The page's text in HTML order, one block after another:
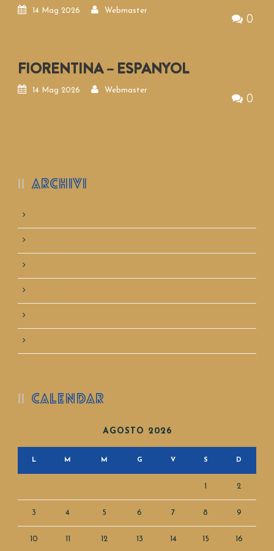
14 Mag 2026 Webmaster
0
FIORENTINA – ESPANYOL
14 Mag 2026 Webmaster
0
ARCHIVI
CALENDAR
AGOSTO 2026
L M M G V S D
1 2
3 4 5 6 7 8 9
10 11 12 13 14 15 16